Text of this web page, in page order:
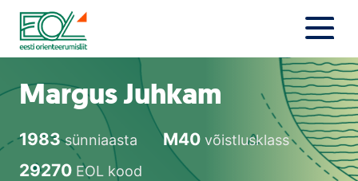
Liigu
sisu
juurde
Estonian Orienteering Federation
Uudised
Orienteerujale
Margus Juhkam
1983sünniaasta M40 võistlusklass
29270 EOL kood